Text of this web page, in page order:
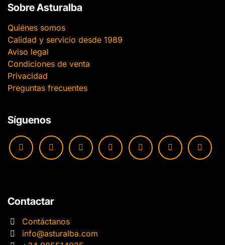
Sobre Asturalba
Quiénes somos
Calidad y servicio desde 1989
Aviso legal
Condiciones de venta
Privacidad
Preguntas frecuentes
Síguenos
Contactar
Contáctanos
info@asturalba.com